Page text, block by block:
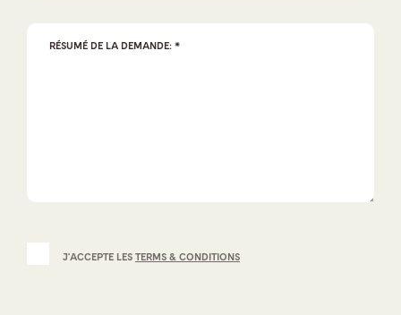
J'ACCEPTE LES TERMS & CONDITIONS